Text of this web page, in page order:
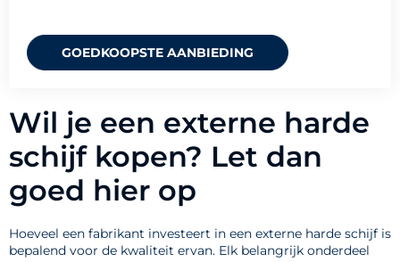
GOEDKOOPSTE AANBIEDING
Wil je een externe harde
schijf kopen? Let dan
goed hier op
Hoeveel een fabrikant investeert in een externe harde schijf is
bepalend voor de kwaliteit ervan. Elk belangrijk onderdeel